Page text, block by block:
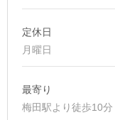
定休日
月曜日
最寄り
梅田駅より徒歩10分